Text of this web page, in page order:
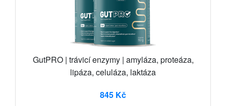
GutPRO | trávicí enzymy | amyláza, proteáza,
lipáza, celuláza, laktáza
845 Kč